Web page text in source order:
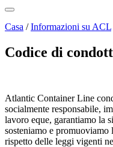
Casa /Informazioni su ACL
Codice di
Atlantic Container Line
socialmente responsabile,
lavoro eque, garantiamo la
sosteniamo e promuoviamo
rispetto delle leggi vigenti